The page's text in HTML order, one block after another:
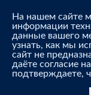
На нашем сайте
информации
данные вашего
узнать, как мы
сайт не
даёте согласие
подтверждаете,